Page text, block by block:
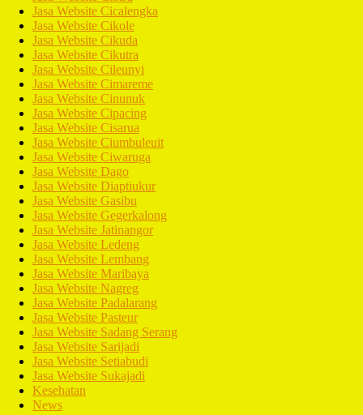
Jasa Website Cicalengka
Jasa Website Cikole
Jasa Website Cikuda
Jasa Website Cikutra
Jasa Website Cileunyi
Jasa Website Cimareme
Jasa Website Cinunuk
Jasa Website Cipacing
Jasa Website Cisarua
Jasa Website Ciumbuleuit
Jasa Website Ciwaruga
Jasa Website Dago
Jasa Website Diaptiukur
Jasa Website Gasibu
Jasa Website Gegerkalong
Jasa Website Jatinangor
Jasa Website Ledeng
Jasa Website Lembang
Jasa Website Maribaya
Jasa Website Nagreg
Jasa Website Padalarang
Jasa Website Pasteur
Jasa Website Sadang Serang
Jasa Website Sarijadi
Jasa Website Setiabudi
Jasa Website Sukajadi
Kesehatan
News